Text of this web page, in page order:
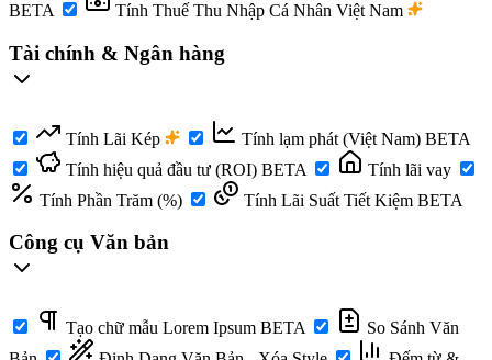
BETA
Tính Thuế Thu Nhập Cá Nhân Việt Nam
Tài chính & Ngân hàng
Tính Lãi Kép Tính lạm phát (Việt Nam) BETA
Tính hiệu quả đầu tư (ROI) BETA
Tính lãi vay
Tính Phần Trăm (%)
Tính Lãi Suất Tiết Kiệm BETA
Công cụ Văn bản
Tạo chữ mẫu Lorem Ipsum BETA
So Sánh Văn